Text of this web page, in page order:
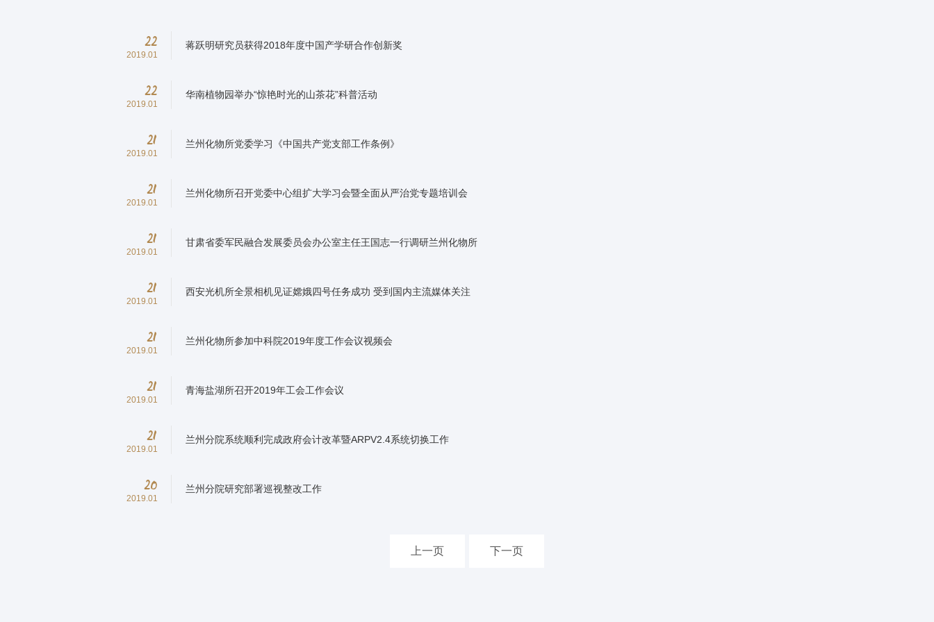
22
2019.01
蒋跃明研究员获得2018年度中国产学研合作创新奖
22
2019.01
华南植物园举办“惊艳时光的山茶花”科普活动
21
2019.01
兰州化物所党委学习《中国共产党支部工作条例》
21
2019.01
兰州化物所召开党委中心组扩大学习会暨全面从严治党专题培训会
21
2019.01
甘肃省委军民融合发展委员会办公室主任王国志一行调研兰州化物所
21
2019.01
西安光机所全景相机见证嫦娥四号任务成功 受到国内主流媒体关注
21
2019.01
兰州化物所参加中科院2019年度工作会议视频会
21
2019.01
青海盐湖所召开2019年工会工作会议
21
2019.01
兰州分院系统顺利完成政府会计改革暨ARPV2.4系统切换工作
20
2019.01
兰州分院研究部署巡视整改工作
上一页 下一页